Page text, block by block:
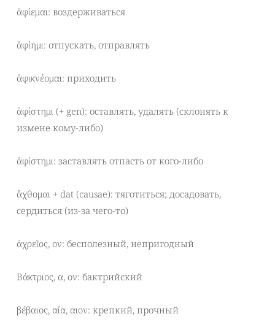
ἀφίεμαι: воздерживаться
ἀφίημι: отпускать, отправлять
ἀφικνέομαι: приходить
ἀφίστημι (+ gen): оставлять, удалять (склонять к
измене кому-либо)
ἀφίστημι: заставлять отпасть от кого-либо
ἄχθομαι + dat (causae): тяготиться; досадовать,
сердиться (из-за чего-то)
ἀχρεῖος, ον: бесполезный, непригодный
Βάκτριος, α, ον: бактрийский
βέβαιος, αία, αιον: крепкий, прочный